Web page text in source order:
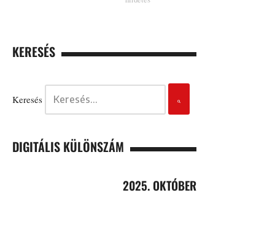
KERESÉS
Keresés
DIGITÁLIS KÜLÖNSZÁM
2025. OKTÓBER